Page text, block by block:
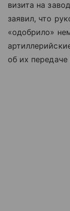
визита на
заявил, что
«одобрило»
об их